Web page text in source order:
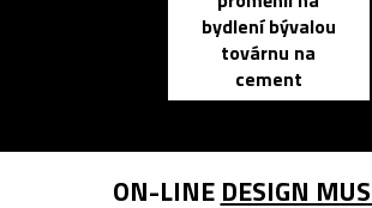
bydlení bývalou
továrnu na
cement
ON-LINE DESIGN